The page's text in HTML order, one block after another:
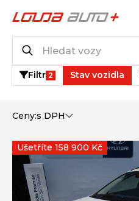
Filtr 2 Stav vozidla
Ceny:s DPH
Ušetříte 158 900 Kč